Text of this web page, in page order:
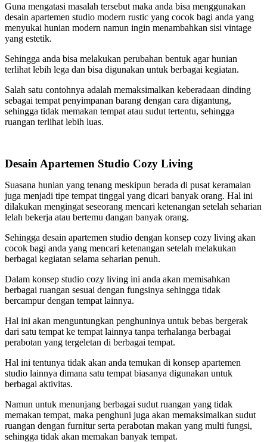
Guna mengatasi masalah tersebut maka anda bisa menggunakan
desain apartemen studio modern rustic yang cocok bagi anda yang
menyukai hunian modern namun ingin menambahkan sisi vintage
yang estetik.
Sehingga anda bisa melakukan perubahan bentuk agar hunian
terlihat lebih lega dan bisa digunakan untuk berbagai kegiatan.
Salah satu contohnya adalah memaksimalkan keberadaan dinding
sebagai tempat penyimpanan barang dengan cara digantung,
sehingga tidak memakan tempat atau sudut tertentu, sehingga
ruangan terlihat lebih luas.
Desain Apartemen Studio Cozy Living
Suasana hunian yang tenang meskipun berada di pusat keramaian
juga menjadi tipe tempat tinggal yang dicari banyak orang. Hal ini
dilakukan mengingat seseorang mencari ketenangan setelah seharian
lelah bekerja atau bertemu dangan banyak orang.
Sehingga desain apartemen studio dengan konsep cozy living akan
cocok bagi anda yang mencari ketenangan setelah melakukan
berbagai kegiatan selama seharian penuh.
Dalam konsep studio cozy living ini anda akan memisahkan
berbagai ruangan sesuai dengan fungsinya sehingga tidak
bercampur dengan tempat lainnya.
Hal ini akan menguntungkan penghuninya untuk bebas bergerak
dari satu tempat ke tempat lainnya tanpa terhalanga berbagai
perabotan yang tergeletan di berbagai tempat.
Hal ini tentunya tidak akan anda temukan di konsep apartemen
studio lainnya dimana satu tempat biasanya digunakan untuk
berbagai aktivitas.
Namun untuk menunjang berbagai sudut ruangan yang tidak
memakan tempat, maka penghuni juga akan memaksimalkan sudut
ruangan dengan furnitur serta perabotan makan yang multi fungsi,
sehingga tidak akan memakan banyak tempat.